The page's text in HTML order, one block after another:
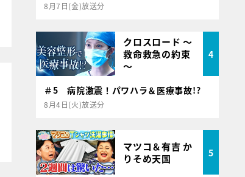
8月7日(金)放送分
クロスロード ～
救命救急の約束
～
4
＃5 病院激震！パワハラ＆医療事故!?
8月4日(火)放送分
マツコ＆有吉 か
りそめ天国
5